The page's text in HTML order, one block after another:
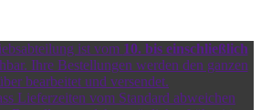
ist vom 10. bis einschließlich
Ihre Bestellungen werden den ganzen
bearbeitet und versendet.
Lieferzeiten vom Standard abweichen